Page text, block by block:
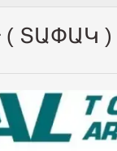
)